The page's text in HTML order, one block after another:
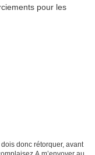
donc rétorquer, avant